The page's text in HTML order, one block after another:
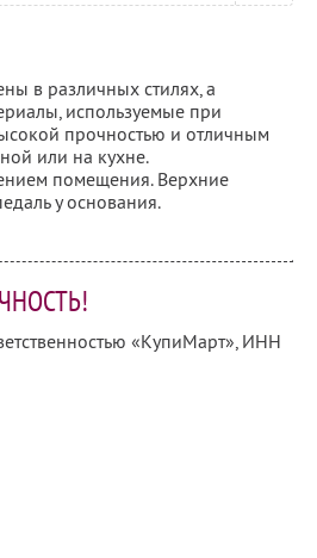
в различных стилях, а
используемые при
прочностью и отличным
или на кухне.
помещения. Верхние
у основания.
«КупиМарт», ИНН